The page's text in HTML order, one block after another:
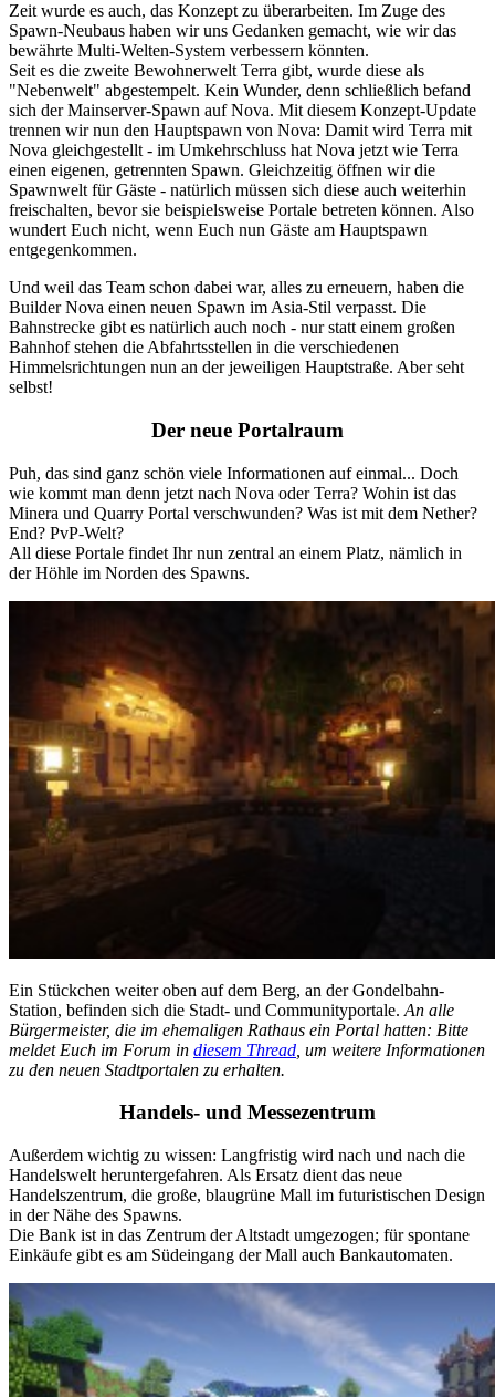
Zeit wurde es auch, das Konzept zu überarbeiten. Im Zuge des
Spawn-Neubaus haben wir uns Gedanken gemacht, wie wir das
bewährte Multi-Welten-System verbessern könnten.
Seit es die zweite Bewohnerwelt Terra gibt, wurde diese als
"Nebenwelt" abgestempelt. Kein Wunder, denn schließlich befand
sich der Mainserver-Spawn auf Nova. Mit diesem Konzept-Update
trennen wir nun den Hauptspawn von Nova: Damit wird Terra mit
Nova gleichgestellt - im Umkehrschluss hat Nova jetzt wie Terra
einen eigenen, getrennten Spawn. Gleichzeitig öffnen wir die
Spawnwelt für Gäste - natürlich müssen sich diese auch weiterhin
freischalten, bevor sie beispielsweise Portale betreten können. Also
wundert Euch nicht, wenn Euch nun Gäste am Hauptspawn
entgegenkommen.
Und weil das Team schon dabei war, alles zu erneuern, haben die
Builder Nova einen neuen Spawn im Asia-Stil verpasst. Die
Bahnstrecke gibt es natürlich auch noch - nur statt einem großen
Bahnhof stehen die Abfahrtsstellen in die verschiedenen
Himmelsrichtungen nun an der jeweiligen Hauptstraße. Aber seht
selbst!
Der neue Portalraum
Puh, das sind ganz schön viele Informationen auf einmal... Doch
wie kommt man denn jetzt nach Nova oder Terra? Wohin ist das
Minera und Quarry Portal verschwunden? Was ist mit dem Nether?
End? PvP-Welt?
All diese Portale findet Ihr nun zentral an einem Platz, nämlich in
der Höhle im Norden des Spawns.
Ein Stückchen weiter oben auf dem Berg, an der Gondelbahn-
Station, befinden sich die Stadt- und Communityportale. An alle
Bürgermeister, die im ehemaligen Rathaus ein Portal hatten: Bitte
meldet Euch im Forum in diesem Thread , um weitere Informationen
zu den neuen Stadtportalen zu erhalten.
Handels- und Messezentrum
Außerdem wichtig zu wissen: Langfristig wird nach und nach die
Handelswelt heruntergefahren. Als Ersatz dient das neue
Handelszentrum, die große, blaugrüne Mall im futuristischen Design
in der Nähe des Spawns.
Die Bank ist in das Zentrum der Altstadt umgezogen; für spontane
Einkäufe gibt es am Südeingang der Mall auch Bankautomaten.